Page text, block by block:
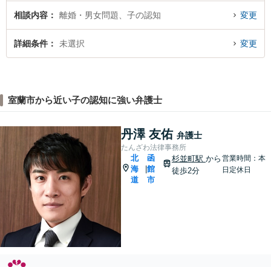
相談内容 離婚・男女問題、子の認知 変更
詳細条件 未選択 変更
室蘭市から近い子の認知に強い弁護士
丹澤 友佑 弁護士
たんざわ法律事務所
北
海
道
|
函
館
市
杉並町駅 から
徒歩2分
営業時間：本
日定休日